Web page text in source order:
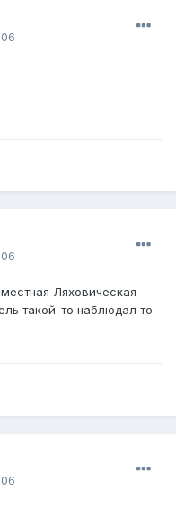
Ляховическая
такой-то наблюдал то-